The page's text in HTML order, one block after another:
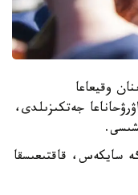
وقيعاعا
جەتكىزىلدى،
سايكەس، قاقتىعىسقا